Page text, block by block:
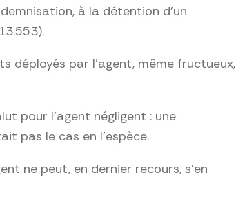
à la détention d’un
déployés par l’agent, même fructueux,
pour l’agent négligent : une
pas le cas en l’espèce.
ne peut, en dernier recours, s’en